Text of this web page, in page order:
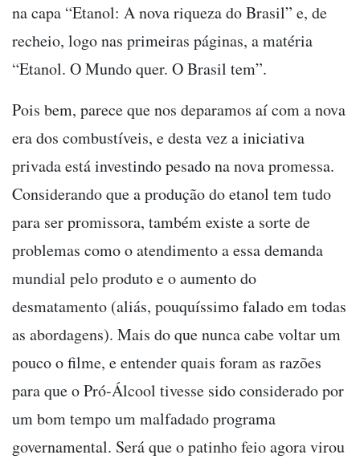
na capa “Etanol: A nova riqueza do Brasil” e, de
recheio, logo nas primeiras páginas, a matéria
“Etanol. O Mundo quer. O Brasil tem”.
Pois bem, parece que nos deparamos aí com a nova
era dos combustíveis, e desta vez a iniciativa
privada está investindo pesado na nova promessa.
Considerando que a produção do etanol tem tudo
para ser promissora, também existe a sorte de
problemas como o atendimento a essa demanda
mundial pelo produto e o aumento do
desmatamento (aliás, pouquíssimo falado em todas
as abordagens). Mais do que nunca cabe voltar um
pouco o filme, e entender quais foram as razões
para que o Pró-Álcool tivesse sido considerado por
um bom tempo um malfadado programa
governamental. Será que o patinho feio agora virou